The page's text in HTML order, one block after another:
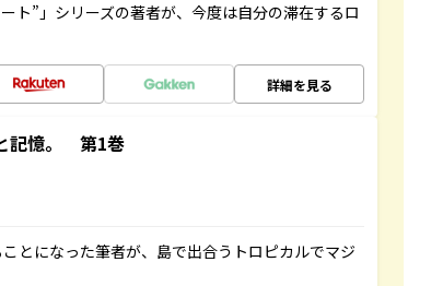
ト”」シリーズの著者が、今度は自分の滞在するロ
詳細を見る
記憶。 第1巻
とになった筆者が、島で出合うトロピカルでマジ